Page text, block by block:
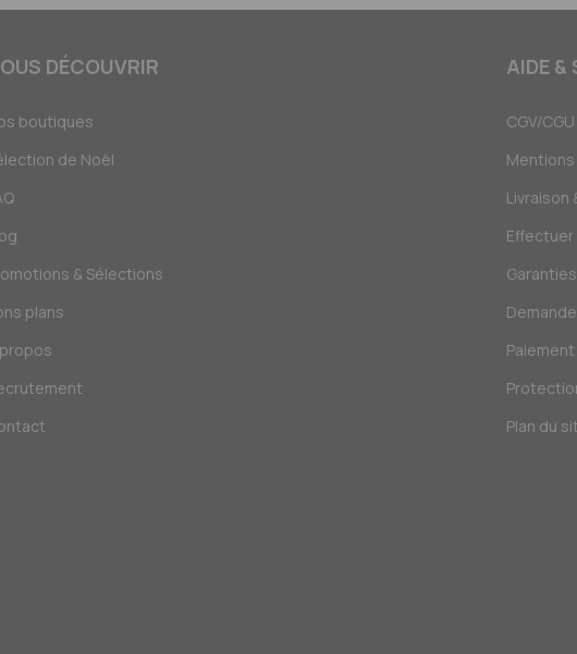
DÉCOUVRIR
boutiques
de Noël
& Sélections
plans
AIDE &
CGV/CGU
Livraison
Garanties
Paiement
Plan du